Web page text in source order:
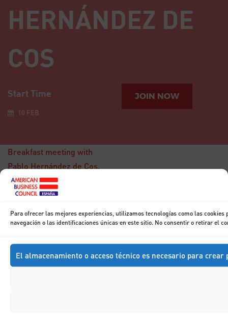
Para ofrecer las mejores experiencias, utilizamos tecnologías como las
navegación o las identificaciones únicas en este sitio. No consentir o retirar el
El almacenamiento o acceso técnico es necesario para
HERNÁNDEZ DE
COS
Start Time
10 FEB
JOIN NOW
Breakfast meeting with
Pablo Hernández de Cos,
Governor Bank of Spain
15
Marhuenda